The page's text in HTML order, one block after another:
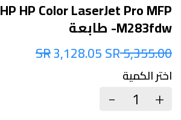
HP HP Color LaserJet Pro MFP
M283fdw- طابعة
5,355.00 SR
3,128.05 SR
اختر الكمية
+
-